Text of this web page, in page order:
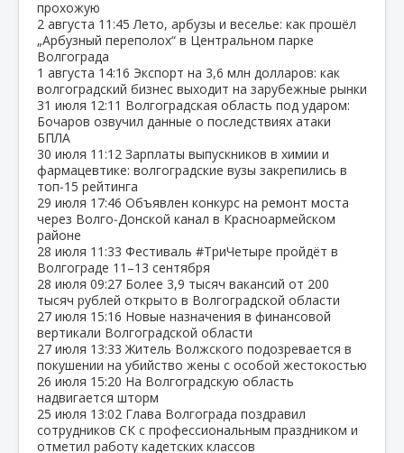
прохожую
2 августа 11:45 Лето, арбузы и веселье: как прошёл
„Арбузный переполох“ в Центральном парке
Волгограда
1 августа 14:16 Экспорт на 3,6 млн долларов: как
волгоградский бизнес выходит на зарубежные рынки
31 июля 12:11 Волгоградская область под ударом:
Бочаров озвучил данные о последствиях атаки
БПЛА
30 июля 11:12 Зарплаты выпускников в химии и
фармацевтике: волгоградские вузы закрепились в
топ‑15 рейтинга
29 июля 17:46 Объявлен конкурс на ремонт моста
через Волго‑Донской канал в Красноармейском
районе
28 июля 11:33 Фестиваль #ТриЧетыре пройдёт в
Волгограде 11–13 сентября
28 июля 09:27 Более 3,9 тысяч вакансий от 200
тысяч рублей открыто в Волгоградской области
27 июля 15:16 Новые назначения в финансовой
вертикали Волгоградской области
27 июля 13:33 Житель Волжского подозревается в
покушении на убийство жены с особой жестокостью
26 июля 15:20 На Волгоградскую область
надвигается шторм
25 июля 13:02 Глава Волгограда поздравил
сотрудников СК с профессиональным праздником и
отметил работу кадетских классов